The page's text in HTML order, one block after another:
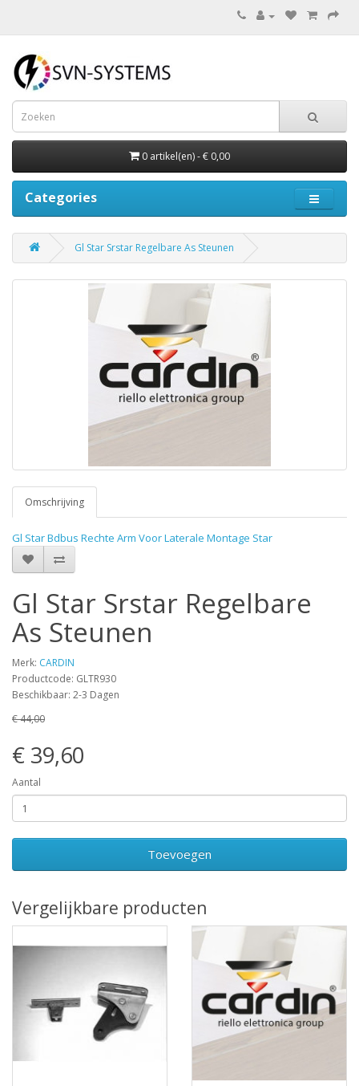
0 artikel(en) - € 0,00
Categories
Gl Star Srstar Regelbare As Steunen
Omschrijving
Gl Star Bdbus Rechte Arm Voor Laterale Montage Star
Gl Star Srstar Regelbare
As Steunen
Merk: CARDIN
Productcode: GLTR930
Beschikbaar: 2-3 Dagen
€ 44,00
€ 39,60
Aantal
Toevoegen
Vergelijkbare producten